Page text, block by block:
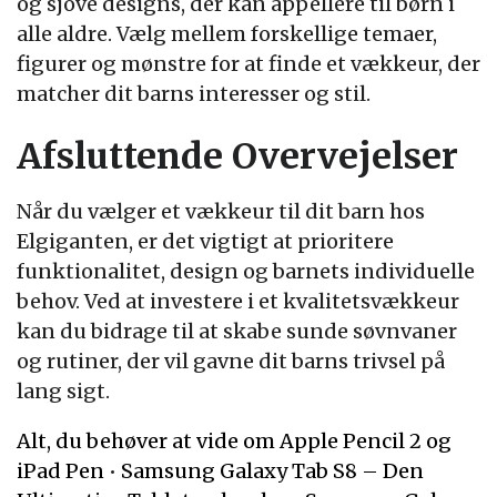
alle aldre. Vælg mellem forskellige temaer,
figurer og mønstre for at finde et vækkeur, der
matcher dit barns interesser og stil.
Afsluttende Overvejelser
Når du vælger et vækkeur til dit barn hos
Elgiganten, er det vigtigt at prioritere
funktionalitet, design og barnets individuelle
behov. Ved at investere i et kvalitetsvækkeur
kan du bidrage til at skabe sunde søvnvaner
og rutiner, der vil gavne dit barns trivsel på
lang sigt.
Alt, du behøver at vide om Apple Pencil 2 og
iPad Pen • Samsung Galaxy Tab S8 – Den